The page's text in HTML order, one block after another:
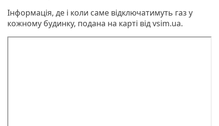
Інформація, де і коли саме відключатимуть газ у
кожному будинку, подана на карті від vsim.ua.